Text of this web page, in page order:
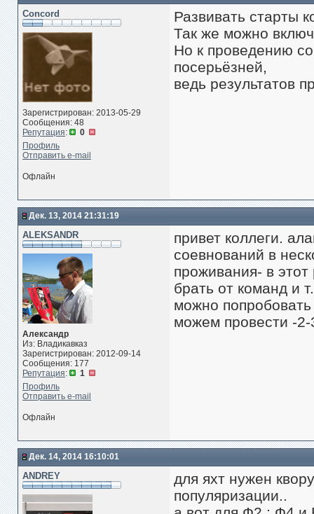
Concord
Зарегистрирован: 2013-05-29
Сообщения: 48
Репутация:
0
Профиль
Отправить e-mail
Развивать старты
Так же можно
Но к проведению
посерьёзней,
ведь результатов
Офлайн
Дек. 13, 2014 21:31:19
ALEKSANDR
Александр
Из: Владикавказ
Зарегистрирован: 2012-09-14
Сообщения: 177
Репутация:
1
Профиль
Отправить e-mail
привет коллеги.
соевнований в
проживания- в
брать от команд и
можно
можем провести -2-
Офлайн
Дек. 14, 2014 16:10:01
ANDREY
для яхт нужен
популяризации..